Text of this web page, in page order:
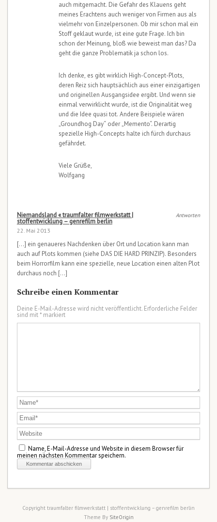
auch mitgemacht. Die Gefahr des Klauens geht
meines Erachtens auch weniger von Firmen aus als
vielmehr von Einzelpersonen. Ob mir schon mal ein
Stoff geklaut wurde, ist eine gute Frage. Ich bin
schon der Meinung, bloß wie beweist man das? Da
geht die ganze Problematik ja schon los.
Ich denke, es gibt wirklich High-Concept-Plots,
deren Reiz sich hauptsächlich aus einer einzigartigen
und originellen Ausgangsidee ergibt. Und wenn sie
einmal verwirklicht wurde, ist die Originalität weg
und die Idee quasi tot. Andere Beispiele wären
„Groundhog Day“ oder „Memento“. Derartig
spezielle High-Concepts halte ich fürch durchaus
gefährdet.
Viele Grüße,
Wolfgang
Antworten
Niemandsland « traumfalter filmwerkstatt |
stoffentwicklung – genrefilm berlin
22. Mai 2013
[…] ein genaueres Nachdenken über Ort und Location kann man
auch auf Plots kommen (siehe DAS DIE HARD PRINZIP). Besonders
beim Horrorfilm kann eine spezielle, neue Location einen alten Plot
durchaus noch […]
Schreibe einen Kommentar
Deine E-Mail-Adresse wird nicht veröffentlicht. Erforderliche Felder
sind mit*markiert
Name, E-Mail-Adresse und Website in diesem Browser für
meinen nächsten Kommentar speichern.
Copyright traumfalter filmwerkstatt | stoffentwicklung – genrefilm berlin
Theme By SiteOrigin